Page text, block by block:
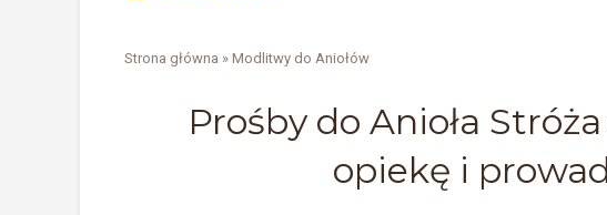
Strona główna » Modlitwy do Aniołów
Prośby do Anioła
opiekę i